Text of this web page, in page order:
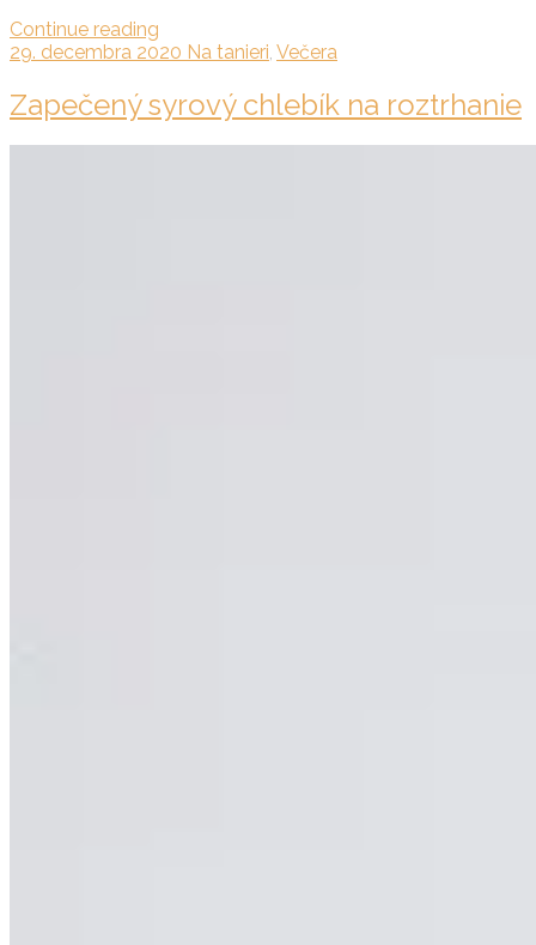
Continue reading
29. decembra 2020 Na tanieri Večera
Zapečený syrový chlebík na roztrhanie